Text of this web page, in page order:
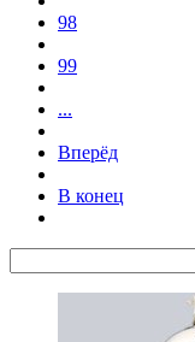
98
99
...
Вперёд
В конец